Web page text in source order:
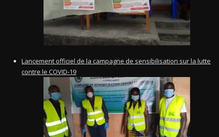
Lancement officiel de la campagne de sensibilisation sur la lutte
contre le COVID-19